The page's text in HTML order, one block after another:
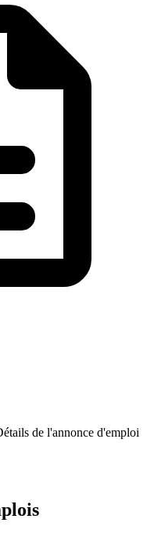
de l'annonce d'emploi